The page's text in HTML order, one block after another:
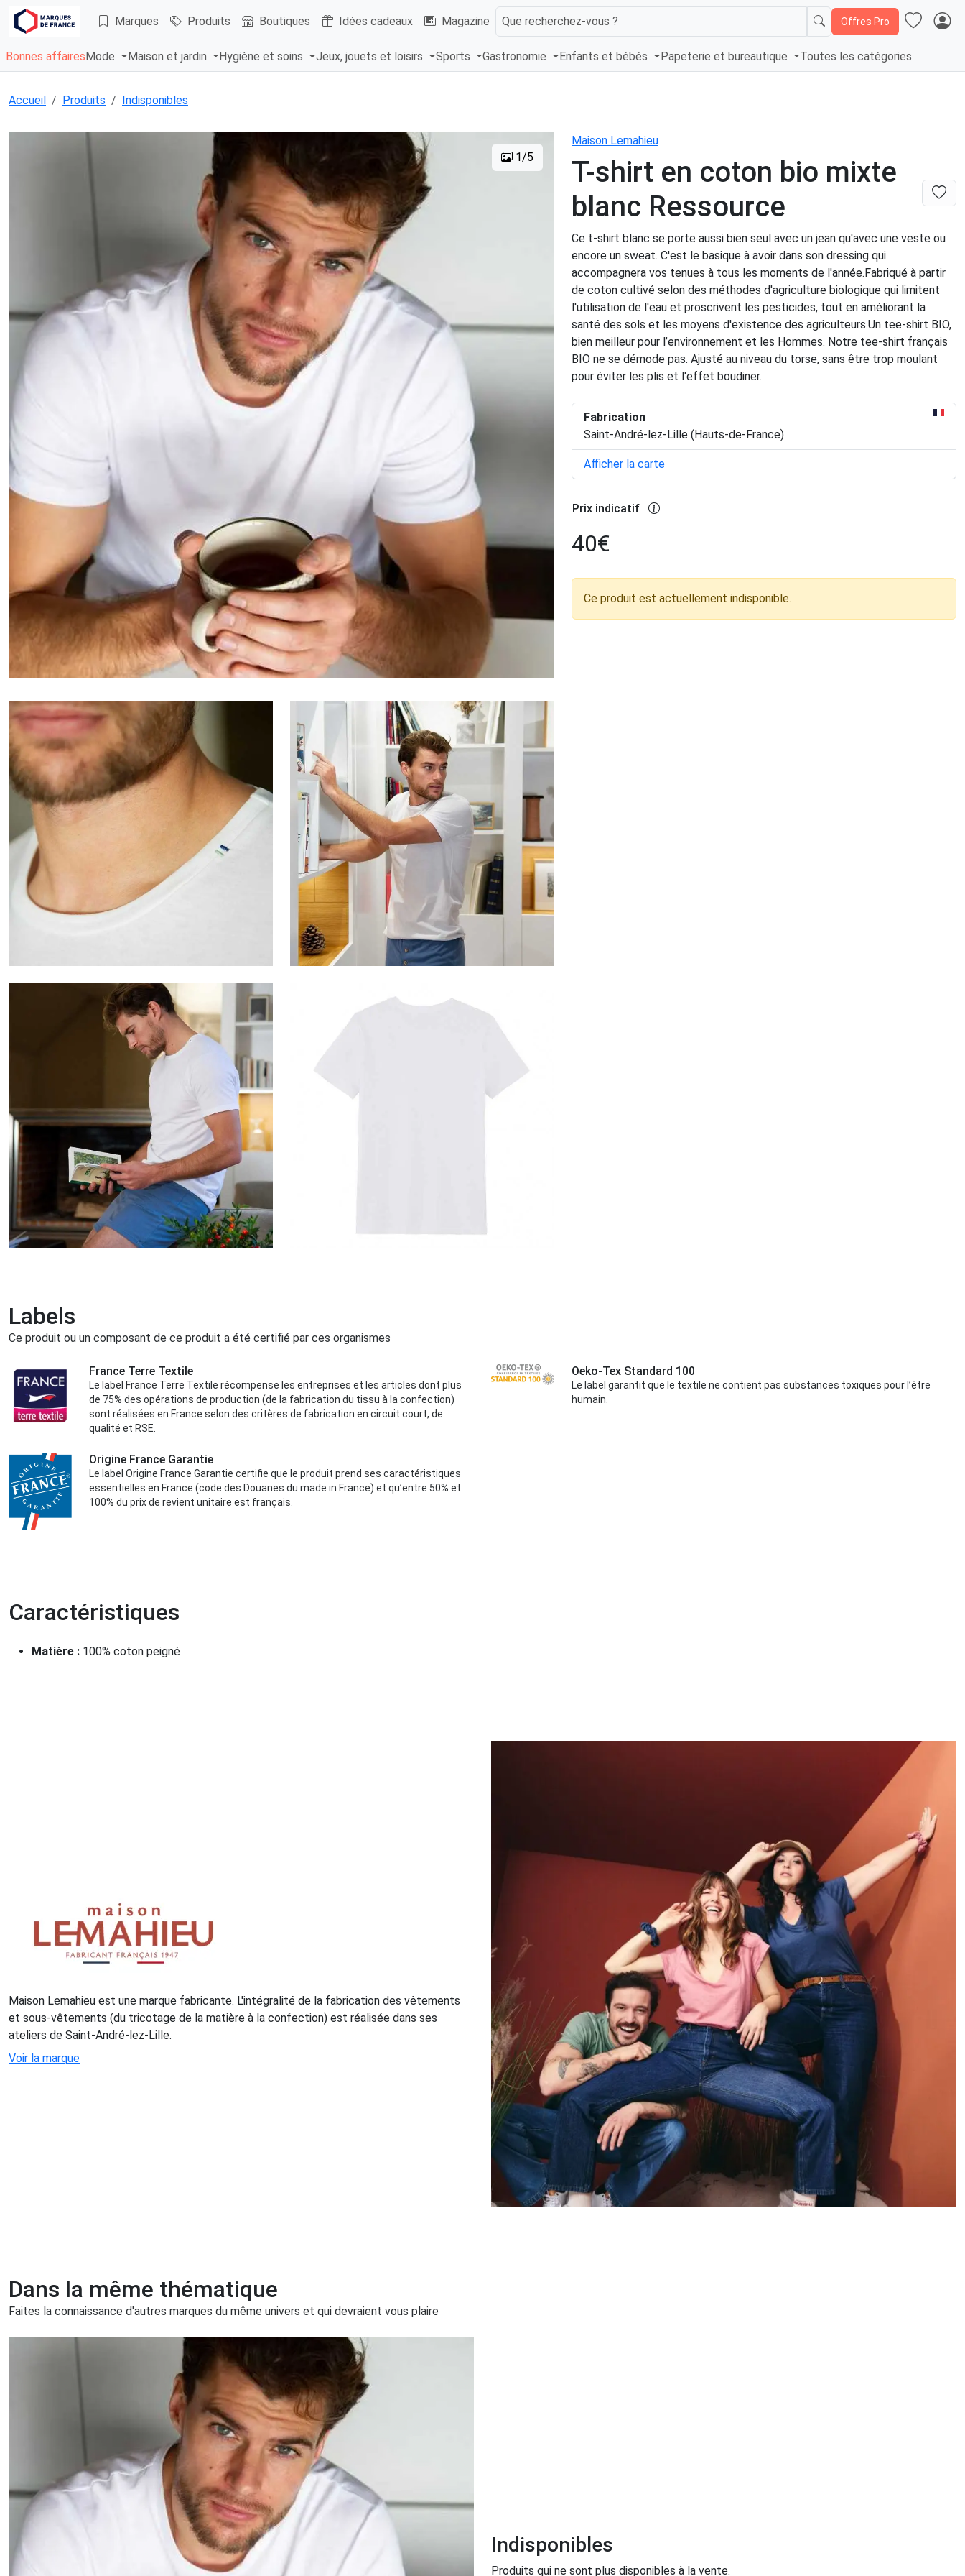
Marques Produits Boutiques Idées cadeaux Magazine Que recherchez-vous ? Offres Pro
Bonnes affaires Mode Maison et jardin Hygiène et soins Jeux, jouets et loisirs Sports Gastronomie Enfants et bébés Papeterie et bureautique Toutes les catégories
Accueil Produits Indisponibles
1/5
Maison Lemahieu
T-shirt en coton bio mixte
blanc Ressource
Ce t-shirt blanc se porte aussi bien seul avec un jean qu'avec une veste ou
encore un sweat. C'est le basique à avoir dans son dressing qui
accompagnera vos tenues à tous les moments de l'année.Fabriqué à partir
de coton cultivé selon des méthodes d'agriculture biologique qui limitent
l'utilisation de l'eau et proscrivent les pesticides, tout en améliorant la
santé des sols et les moyens d'existence des agriculteurs.Un tee-shirt BIO,
bien meilleur pour l’environnement et les Hommes. Notre tee-shirt français
BIO ne se démode pas. Ajusté au niveau du torse, sans être trop moulant
pour éviter les plis et l'effet boudiner.
Fabrication
Saint-André-lez-Lille (Hauts-de-France)
Afficher la carte
Prix indicatif
40€
Ce produit est actuellement indisponible.
Labels
Ce produit ou un composant de ce produit a été certifié par ces organismes
France Terre Textile
Le label France Terre Textile récompense les entreprises et les articles dont plus
de 75% des opérations de production (de la fabrication du tissu à la confection)
sont réalisées en France selon des critères de fabrication en circuit court, de
qualité et RSE.
Oeko-Tex Standard 100
Le label garantit que le textile ne contient pas substances toxiques pour l’être
humain.
Origine France Garantie
Le label Origine France Garantie certifie que le produit prend ses caractéristiques
essentielles en France (code des Douanes du made in France) et qu’entre 50% et
100% du prix de revient unitaire est français.
Caractéristiques
Matière : 100% coton peigné
Maison Lemahieu est une marque fabricante. L'intégralité de la fabrication des vêtements
et sous-vêtements (du tricotage de la matière à la confection) est réalisée dans ses
ateliers de Saint-André-lez-Lille.
Voir la marque
Dans la même thématique
Faites la connaissance d'autres marques du même univers et qui devraient vous plaire
Indisponibles
Produits qui ne sont plus disponibles à la vente.